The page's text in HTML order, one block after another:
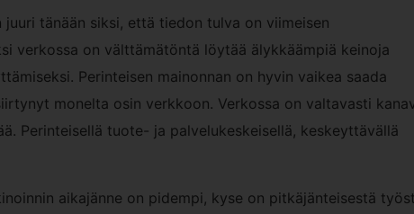
tänään siksi, että tiedon tulva on viimeisen
verkossa on välttämätöntä löytää älykkäämpiä keinoja
Perinteisen mainonnan on hyvin vaikea saada
monelta osin verkkoon. Verkossa on valtavasti
Perinteisellä tuote- ja palvelukeskeisellä, keskeyttävällä
aikajänne on pidempi, kyse on pitkäjänteisestä